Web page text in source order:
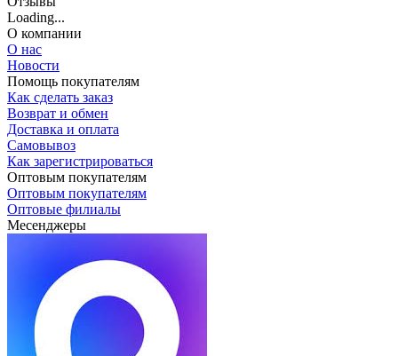
Loading...
О компании
О нас
Новости
Помощь покупателям
Как сделать заказ
Возврат и обмен
Доставка и оплата
Самовывоз
Как зарегистрироваться
Оптовым покупателям
Оптовым покупателям
Оптовые филиалы
Месенджеры